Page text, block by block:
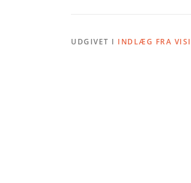
UDGIVET I INDLÆG FRA